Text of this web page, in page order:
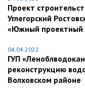
Проект
Углегорский
«Южный проектный
04.04.2022
ГУП
реконструкцию
Волховском районе